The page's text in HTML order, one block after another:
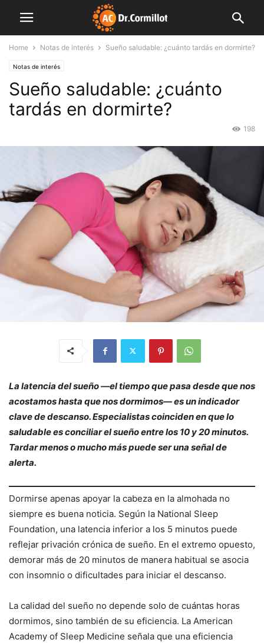
Home Notas de interés Sueño saludable: ¿cuánto tardás en dormirte?
Notas de interés
Sueño saludable: ¿cuánto
tardás en dormirte?
198
La latencia del sueño —el tiempo que pasa desde que nos
acostamos hasta que nos dormimos— es un indicador
clave de descanso. Especialistas coinciden en que lo
saludable es conciliar el sueño entre los 10 y 20 minutos.
Tardar menos o mucho más puede ser una señal de
alerta.
Dormirse apenas apoyar la cabeza en la almohada no
siempre es buena noticia. Según la National Sleep
Foundation, una latencia inferior a los 5 minutos puede
reflejar privación crónica de sueño. En el extremo opuesto,
demorar más de 20 minutos de manera habitual se asocia
con insomnio o dificultades para iniciar el descanso.
La calidad del sueño no depende solo de cuántas horas
dormimos, sino también de su eficiencia. La American
Academy of Sleep Medicine señala que una eficiencia